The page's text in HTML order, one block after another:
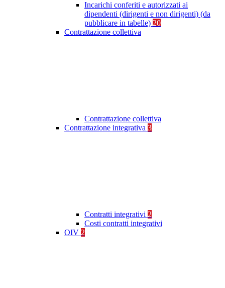
Incarichi conferiti e autorizzati ai
dipendenti (dirigenti e non dirigenti) (da
pubblicare in tabelle) 20
Contrattazione collettiva
Contrattazione collettiva
Contrattazione integrativa 3
Contratti integrativi 2
Costi contratti integrativi
OIV 2